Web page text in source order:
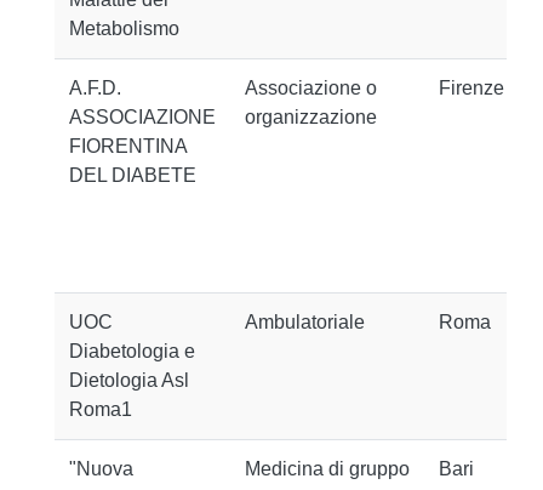
Metabolismo
A.F.D.
ASSOCIAZIONE
FIORENTINA
DEL DIABETE
Associazione o
organizzazione
Firenze
UOC
Diabetologia e
Dietologia Asl
Roma1
Ambulatoriale Roma
"Nuova
Medicina di gruppo
Bari